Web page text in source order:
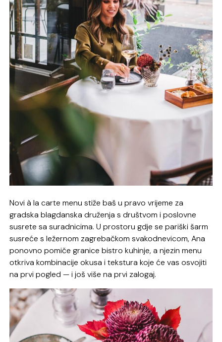
Novi à la carte menu stiže baš u pravo vrijeme za
gradska blagdanska druženja s društvom i poslovne
susrete sa suradnicima. U prostoru gdje se pariški šarm
susreće s ležernom zagrebačkom svakodnevicom, Ana
ponovno pomiče granice bistro kuhinje, a njezin menu
otkriva kombinacije okusa i tekstura koje će vas osvojiti
na prvi pogled — i još više na prvi zalogaj.